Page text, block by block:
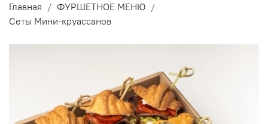
Главная
ФУРШЕТНОЕ МЕНЮ
Сеты Мини-круассанов